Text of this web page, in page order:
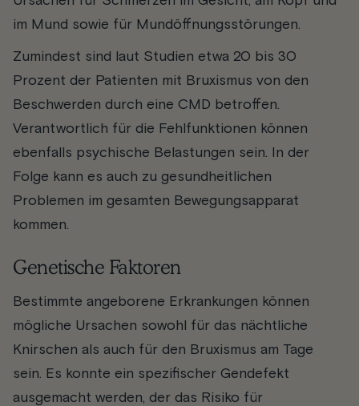
im Mund sowie für Mundöffnungsstörungen.
Zumindest sind laut Studien etwa 20 bis 30
Prozent der Patienten mit Bruxismus von den
Beschwerden durch eine CMD betroffen.
Verantwortlich für die Fehlfunktionen können
ebenfalls psychische Belastungen sein. In der
Folge kann es auch zu gesundheitlichen
Problemen im gesamten Bewegungsapparat
kommen.
Genetische Faktoren
Bestimmte angeborene Erkrankungen können
mögliche Ursachen sowohl für das nächtliche
Knirschen als auch für den Bruxismus am Tage
sein. Es konnte ein spezifischer Gendefekt
ausgemacht werden, der das Risiko für